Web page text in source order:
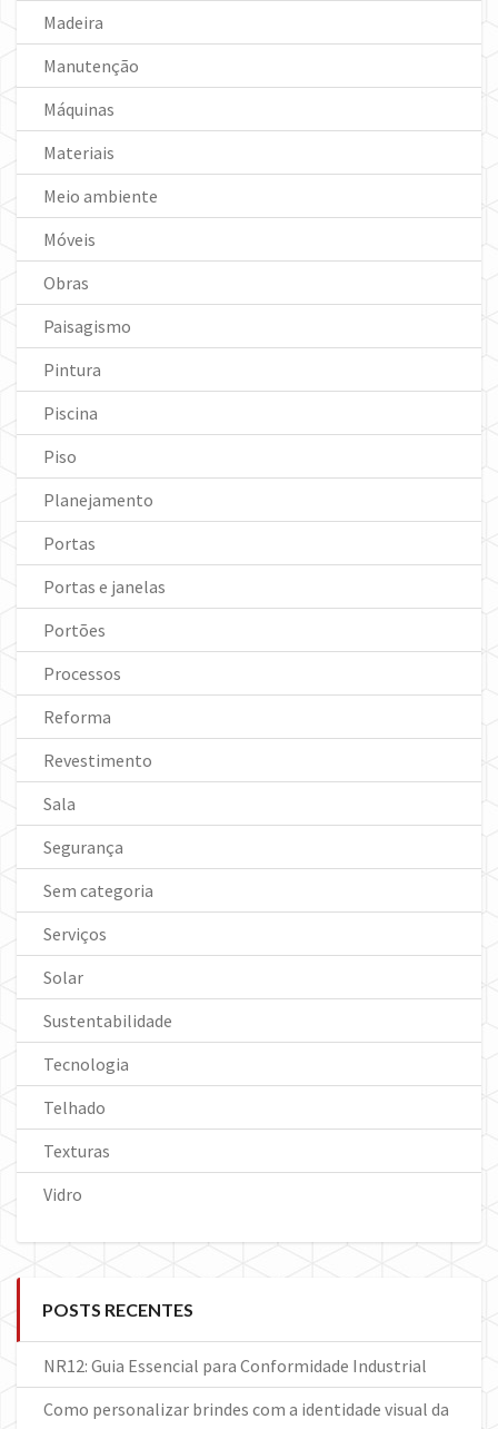
Madeira
Manutenção
Máquinas
Materiais
Meio ambiente
Móveis
Obras
Paisagismo
Pintura
Piscina
Piso
Planejamento
Portas
Portas e janelas
Portões
Processos
Reforma
Revestimento
Sala
Segurança
Sem categoria
Serviços
Solar
Sustentabilidade
Tecnologia
Telhado
Texturas
Vidro
POSTS RECENTES
NR12: Guia Essencial para Conformidade Industrial
Como personalizar brindes com a identidade visual da